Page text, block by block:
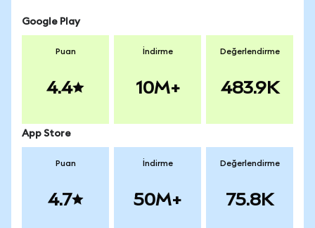
Google Play
Puan
4.4
İndirme
10M+
Değerlendirme
483.9K
App Store
Puan
4.7
İndirme
50M+
Değerlendirme
75.8K